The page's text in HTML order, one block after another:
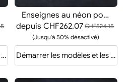
Enseignes au néon pour boissons fraîches
depuis CHF262.07 CHF524.15
(Jusqu'à 50% désactivé)
Démarrer les modèles et les devis